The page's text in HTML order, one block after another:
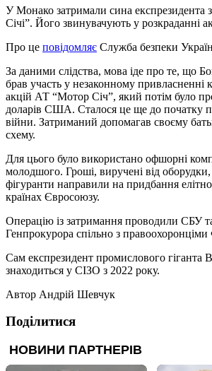
У Монако затримали сина експрезидента
Січі”. Його звинувачують у розкраданні
Про це повідомляє Служба безпеки
За даними слідства, мова іде про те, що
брав участь у незаконному привласненні
акцій АТ “Мотор Січ”, який потім було
доларів США. Сталося це ще до початку
війни. Затриманий допомагав своєму
схему.
Для цього було використано офшорні
молодшого. Гроші, виручені від оборудки,
фігуранти направили на придбання
країнах Євросоюзу.
Операцію із затримання проводили СБУ
Генпрокурора спільно з
Сам експрезидент промислового гіганта
знаходиться у СІЗО з 2022 року.
Автор Андрій Шевчук
Поділитися